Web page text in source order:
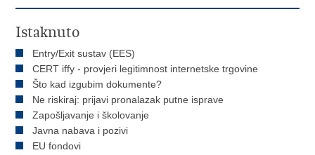
Istaknuto
Entry/Exit sustav (EES)
CERT iffy - provjeri legitimnost internetske trgovine
Što kad izgubim dokumente?
Ne riskiraj: prijavi pronalazak putne isprave
Zapošljavanje i školovanje
Javna nabava i pozivi
EU fondovi